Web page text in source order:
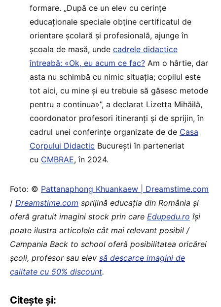
formare. „După ce un elev cu cerințe
educaționale speciale obține certificatul de
orientare școlară și profesională, ajunge în
școala de masă, unde cadrele didactice
întreabă: «Ok, eu acum ce fac? Am o hârtie, dar
asta nu schimbă cu nimic situația; copilul este
tot aici, cu mine și eu trebuie să găsesc metode
pentru a continua»”, a declarat Lizetta Mihăilă,
coordonator profesori itineranți și de sprijin, în
cadrul unei conferințe organizate de de Casa
Corpului Didactic București în parteneriat
cu CMBRAE, în 2024.
Foto: © Pattanaphong Khuankaew | Dreamstime.com
/ Dreamstime.com sprijină educaţia din România şi
oferă gratuit imagini stock prin care Edupedu.ro îşi
poate ilustra articolele cât mai relevant posibil /
Campania Back to school oferă posibilitatea oricărei
școli, profesor sau elev să descarce imagini de
calitate cu 50% discount.
Citește și: